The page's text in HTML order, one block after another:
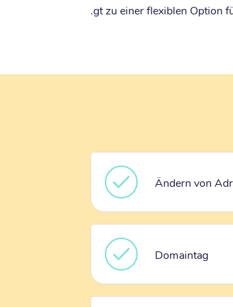
.gt zu einer flexiblen Option
Ändern von
Domaintag